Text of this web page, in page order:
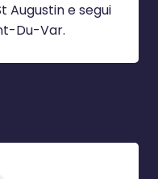
Augustin e segui
Du-Var.